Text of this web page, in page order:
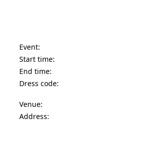
Event:
Start time:
End time:
Dress code:
Venue:
Address: